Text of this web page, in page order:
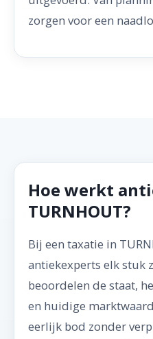
zorgen voor een
Hoe werkt
TURNHOUT?
Bij een taxatie in
antiekexperts elk stuk
beoordelen de staat,
en huidige
eerlijk bod zonder